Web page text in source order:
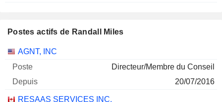
Postes actifs de Randall Miles
Sociétés Poste
AGNT, INC
Directeur/Membre du Conseil
20/07/2016
RESAAS SERVICES INC.